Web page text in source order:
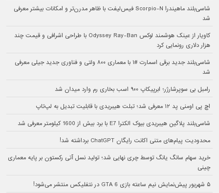
شاسی‌بلند ماهیندرا Scorpio-N فیس‌لیفت با ظاهر مدرن‌تر و امکانات بیشتر معرفی
شد
کاویار از عینک هوشمند لوکس Odyssey Ray-Ban با طراحی اشرافی و قیمت چند
هزار دلاری رونمایی کرد
شاسی‌بلند جدید برقی اسمارت #۱ با معماری ۸۰۰ ولتی و فناوری جدید جیلی معرفی
شد
رامبل بی سوپرشارژر؛ ابرپیکاپ ۹۰۰ اسب بخاری رم وارد میدان شد
اچ پی اومنی پد ۱۲ معرفی شد؛ تبلت هیبریدی با قابلیت تبدیل به لپ‌تاپ
شاسی‌بلند پلاگین هیبریدی بیوک الکترا E7 با برد بیش از 1600 کیلومتر معرفی شد
محدودیت پیام‌های متنی اکانت رایگان ChatGPT برداشته شد!
خرید سهام سانگ‌ یانگ توسط چری نهایی شد؛ تولید نسل آتی رکستون بر پایه معماری
چینی
۵ شهریور پیش‌نمایش نیم ساعته بازی GTA 6 در نتفلیکس منتشر می‌شود!